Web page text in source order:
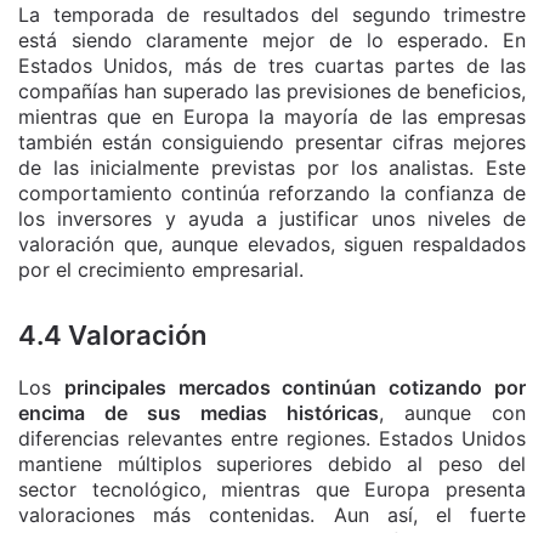
La temporada de resultados del segundo trimestre
está siendo claramente mejor de lo esperado. En
Estados Unidos, más de tres cuartas partes de las
compañías han superado las previsiones de beneficios,
mientras que en Europa la mayoría de las empresas
también están consiguiendo presentar cifras mejores
de las inicialmente previstas por los analistas. Este
comportamiento continúa reforzando la confianza de
los inversores y ayuda a justificar unos niveles de
valoración que, aunque elevados, siguen respaldados
por el crecimiento empresarial.
4.4 Valoración
Los principales mercados continúan cotizando por
encima de sus medias históricas, aunque con
diferencias relevantes entre regiones. Estados Unidos
mantiene múltiplos superiores debido al peso del
sector tecnológico, mientras que Europa presenta
valoraciones más contenidas. Aun así, el fuerte